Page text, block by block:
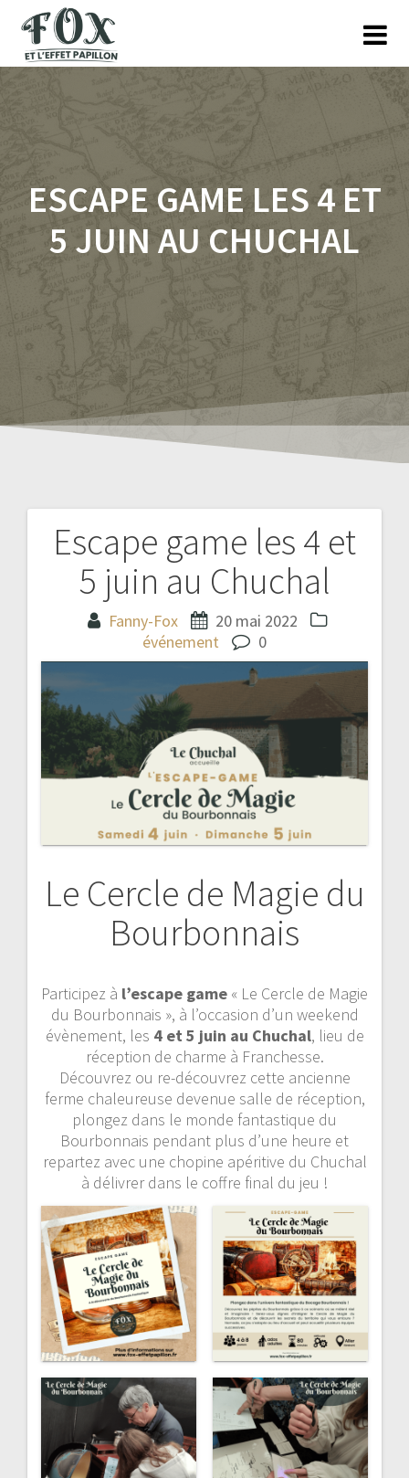
ESCAPE GAME LES 4 ET
5 JUIN AU CHUCHAL
Escape game les 4 et
5 juin au Chuchal
Fanny-Fox
20 mai 2022
événement
0
Le Cercle de Magie du
Bourbonnais
Participez à l’escape game « Le Cercle de Magie
du Bourbonnais », à l’occasion d’un weekend
évènement, les 4 et 5 juin au Chuchal, lieu de
réception de charme à Franchesse.
Découvrez ou re-découvrez cette ancienne
ferme chaleureuse devenue salle de réception,
plongez dans le monde fantastique du
Bourbonnais pendant plus d’une heure et
repartez avec une chopine apéritive du Chuchal
à délivrer dans le coffre final du jeu !
Navigation
l’article